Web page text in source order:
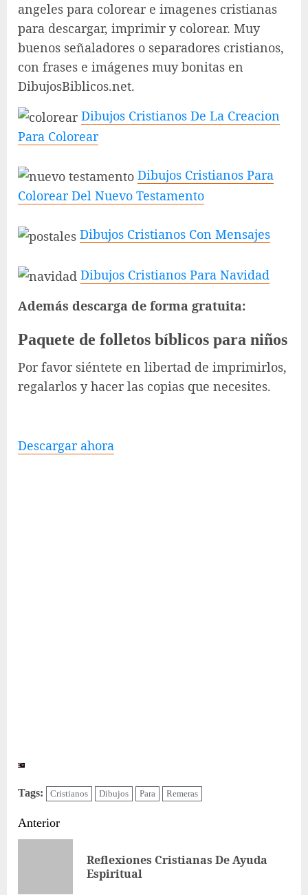
angeles para colorear e imagenes cristianas
para descargar, imprimir y colorear. Muy
buenos señaladores o separadores cristianos,
con frases e imágenes muy bonitas en
DibujosBiblicos.net.
Dibujos Cristianos De La Creacion
Para Colorear
Dibujos Cristianos Para
Colorear Del Nuevo Testamento
Dibujos Cristianos Con Mensajes
Dibujos Cristianos Para Navidad
Además descarga de forma gratuita:
Paquete de folletos bíblicos para niños
Por favor siéntete en libertad de imprimirlos,
regalarlos y hacer las copias que necesites.
Descargar ahora
Tags: Cristianos Dibujos Para Remeras
Sigue
Anterior
Reflexiones Cristianas De Ayuda
Espiritual